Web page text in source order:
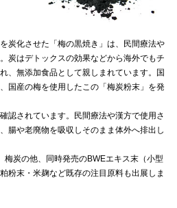
炭化させた「梅の黒焼き」は、民間療法や
炭はデトックスの効果などから海外でもチ
、無添加食品として親しまれています。国
国産の梅を使用したこの「梅炭粉末」を発
認されています。民間療法や漢方で使用さ
腸や老廃物を吸収しそのまま体外へ排出し
梅炭の他、同時発売のBWEエキス末（小型
粉末・米麹など既存の注目原料も出展しま